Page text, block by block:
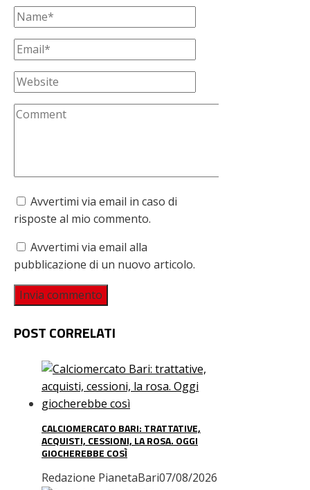
Avvertimi via email in caso di
risposte al mio commento.
Avvertimi via email alla
pubblicazione di un nuovo articolo.
POST CORRELATI
CALCIOMERCATO BARI: TRATTATIVE,
ACQUISTI, CESSIONI, LA ROSA. OGGI
GIOCHEREBBE COSÌ
Redazione PianetaBari07/08/2026